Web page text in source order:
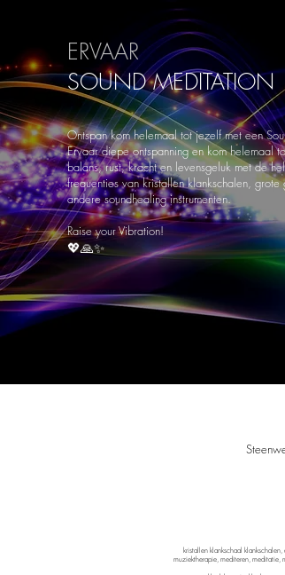
ERVAAR
SOUNDMEDITATION
Ontspan kom helemaal tot jezelf met een
Ervaar diepe ontspanning en kom helemaal
balans, rust, kracht en levensgeluk met de
frequenties van kristallen klankschalen, grote
andere soundhealing instrumenten.
Raise your Vibration!
💖🙏✨
kristallen klankschaal
muziektherapie, mediteren, meditatie,